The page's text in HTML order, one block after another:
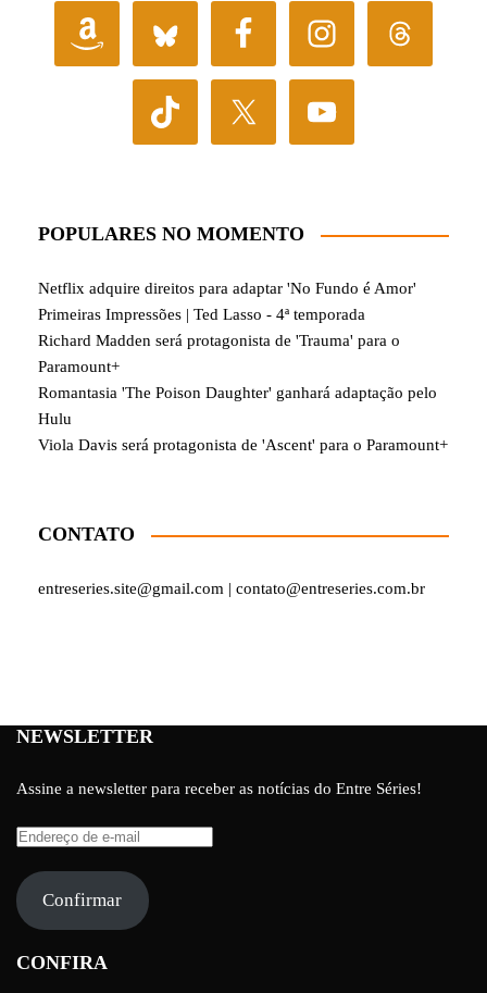
POPULARES NO MOMENTO
Netflix adquire direitos para adaptar 'No Fundo é Amor'
Primeiras Impressões | Ted Lasso - 4ª temporada
Richard Madden será protagonista de 'Trauma' para o
Paramount+
Romantasia 'The Poison Daughter' ganhará adaptação pelo
Hulu
Viola Davis será protagonista de 'Ascent' para o Paramount+
CONTATO
entreseries.site@gmail.com | contato@entreseries.com.br
NEWSLETTER
Assine a newsletter para receber as notícias do Entre Séries!
Endereço
e-
mail
Confirmar
CONFIRA